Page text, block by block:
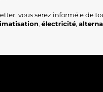
vous serez informé.e de
, électricité,